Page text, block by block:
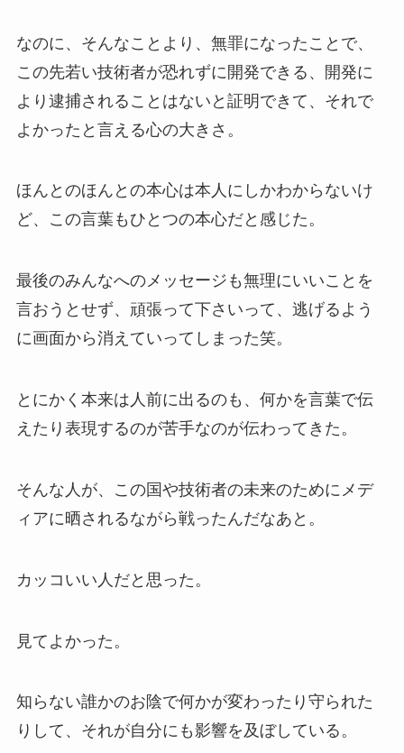
なのに、そんなことより、無罪になったことで、
この先若い技術者が恐れずに開発できる、開発に
より逮捕されることはないと証明できて、それで
よかったと言える心の大きさ。
ほんとのほんとの本心は本人にしかわからないけ
ど、この言葉もひとつの本心だと感じた。
最後のみんなへのメッセージも無理にいいことを
言おうとせず、頑張って下さいって、逃げるよう
に画面から消えていってしまった笑。
とにかく本来は人前に出るのも、何かを言葉で伝
えたり表現するのが苦手なのが伝わってきた。
そんな人が、この国や技術者の未来のためにメデ
ィアに晒されるながら戦ったんだなあと。
カッコいい人だと思った。
見てよかった。
知らない誰かのお陰で何かが変わったり守られた
りして、それが自分にも影響を及ぼしている。